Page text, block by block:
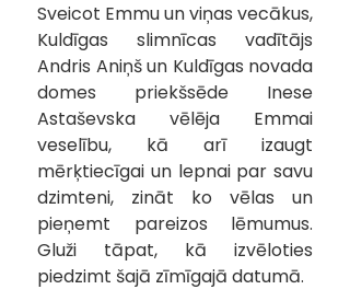
Sveicot Emmu un viņas vecākus,
Kuldīgas slimnīcas vadītājs
Andris Aniņš un Kuldīgas novada
domes priekšsēde Inese
Astaševska vēlēja Emmai
veselību, kā arī izaugt
mērķtiecīgai un lepnai par savu
dzimteni, zināt ko vēlas un
pieņemt pareizos lēmumus.
Gluži tāpat, kā izvēloties
piedzimt šajā zīmīgajā datumā.